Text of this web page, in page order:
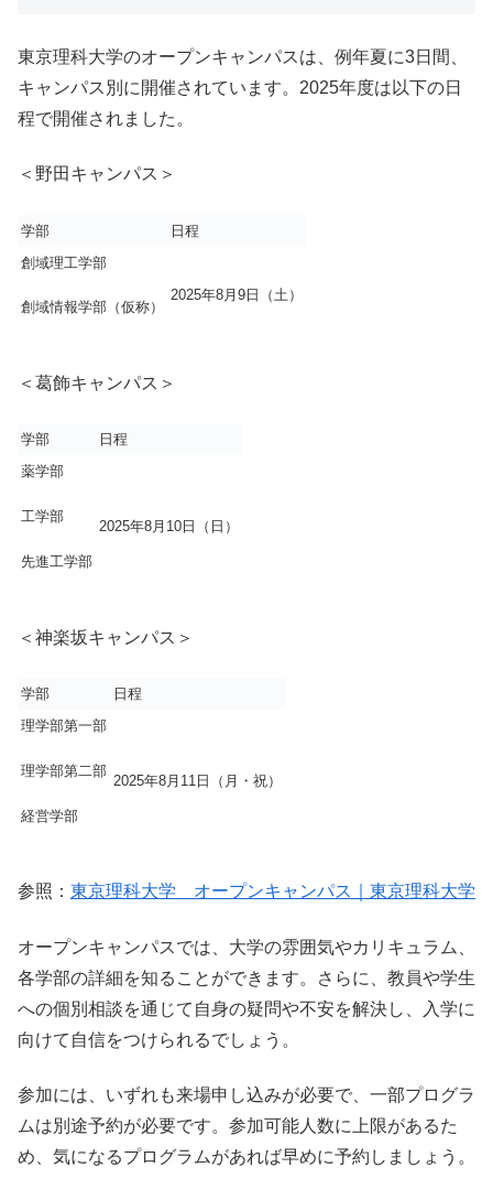
東京理科大学のオープンキャンパスは、例年夏に3日間、
キャンパス別に開催されています。2025年度は以下の日
程で開催されました。
＜野田キャンパス＞
学部
日程
創域理工学部
創域情報学部（仮称）
2025年8月9日（土）
＜葛飾キャンパス＞
学部
日程
薬学部
工学部
先進工学部
2025年8月10日（日）
＜神楽坂キャンパス＞
学部
日程
理学部第一部
理学部第二部
経営学部
2025年8月11日（月・祝）
参照： 東京理科大学 オープンキャンパス｜東京理科大学
オープンキャンパスでは、大学の雰囲気やカリキュラム、
各学部の詳細を知ることができます。さらに、教員や学生
への個別相談を通じて自身の疑問や不安を解決し、入学に
向けて自信をつけられるでしょう。
参加には、いずれも来場申し込みが必要で、一部プログラ
ムは別途予約が必要です。参加可能人数に上限があるた
め、気になるプログラムがあれば早めに予約しましょう。